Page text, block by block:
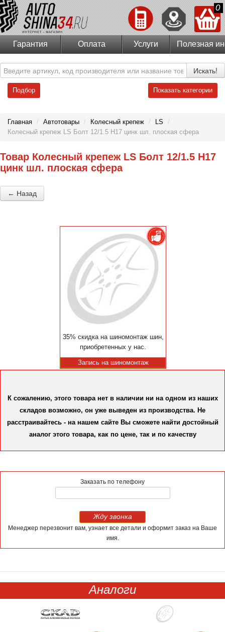
0
Гарантия Оплата Услуги Полезная
Искать!
Подбор Показать категории
Главная / Автотовары / Колесный крепеж / LS
/
Колесный крепеж LS Болт 12/1.5 H17 цинк шл. плоская сфера
Товар Колесный крепеж LS Болт 12/1.5 H17
цинк шл. плоская сфера
← Назад
35% скидка на шиномонтаж шин,
приобретенных у нас.
Запись на шиномонтаж
К сожалению, этого товара нет в наличии ни на одном из наших
складов возможно, он уже выведен из производства. Не
расстраивайтесь - на нашем сайте Вы сможете найти достойный
аналог этого товара, как по цене, так и по качеству
Заказать по телефону
Жду звонка
Менеджер перезвонит вам, узнает все детали и оформит заказ на Ваше
имя.
Аналоги